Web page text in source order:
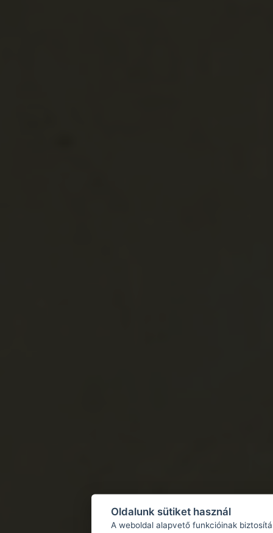
Oldalunk sütiket használ
A weboldal alapvető funkcióinak